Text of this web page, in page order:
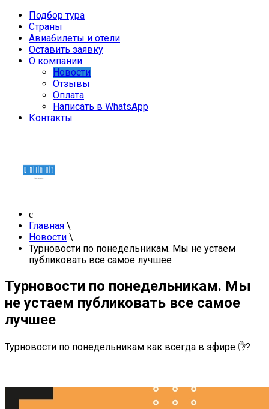
Подбор тура
Страны
Авиабилеты и отели
Оставить заявку
О компании
Новости
Отзывы
Оплата
Написать в WhatsApp
Контакты
Главная \
Новости \
Турновости по понедельникам. Мы не устаем
публиковать все самое лучшее
Турновости по понедельникам. Мы
не устаем публиковать все самое
лучшее
Турновости по понедельникам как всегда в эфире ✋?